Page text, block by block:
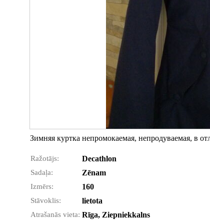
Зимняя куртка непромокаемая, непродуваемая, в
Ražotājs: Decathlon
Sadaļa: Zēnam
Izmērs: 160
Stāvoklis: lietota
Atrašanās vieta: Rīga, Ziepniekkalns